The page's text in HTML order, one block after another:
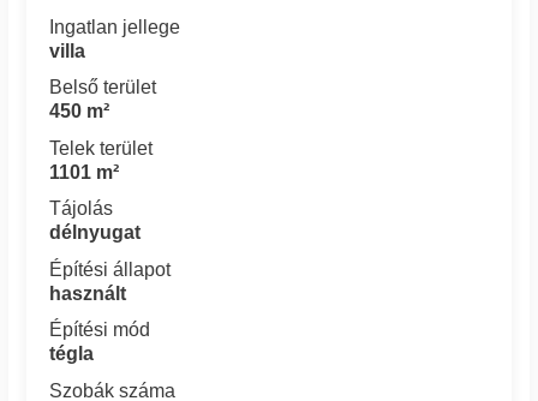
Ingatlan jellege
villa
Belső terület
450 m²
Telek terület
1101 m²
Tájolás
délnyugat
Építési állapot
használt
Építési mód
tégla
Szobák száma